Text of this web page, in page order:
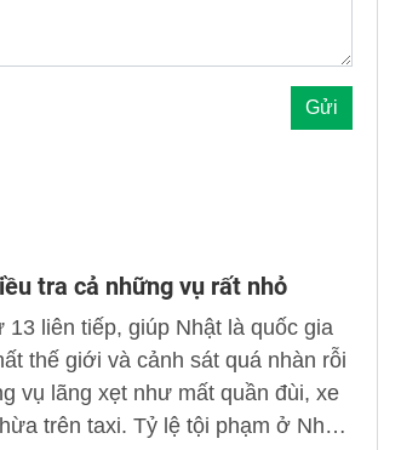
tra cả những vụ rất nhỏ
liên tiếp, giúp Nhật là quốc gia
thế giới và cảnh sát quá nhàn rỗi
vụ lãng xẹt như mất quần đùi, xe
trên taxi. Tỷ lệ tội phạm ở Nhật